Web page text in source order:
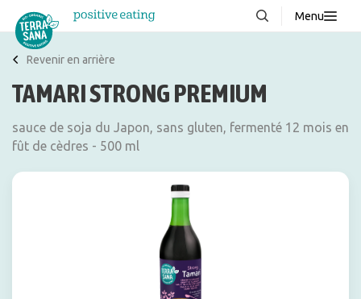
Menu
À propos de nous
Blog
FAQ
Revenir en arrière
TAMARI STRONG PREMIUM
sauce de soja du Japon, sans gluten, fermenté 12 mois en
fût de cèdres - 500 ml